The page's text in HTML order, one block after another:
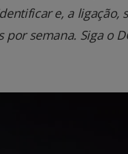
e, a ligação,
semana. Siga o